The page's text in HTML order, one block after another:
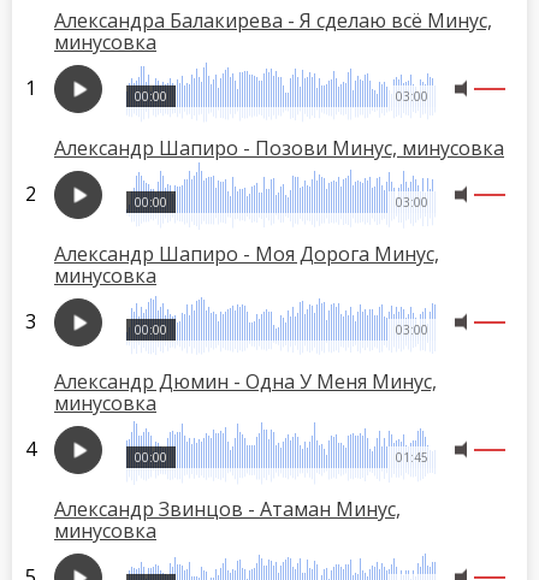
Александра Балакирева - Я сделаю всё Минус,
минусовка
03:00
00:00
Александр Шапиро - Позови Минус, минусовка
03:00
00:00
Александр Шапиро - Моя Дорога Минус,
минусовка
03:00
00:00
Александр Дюмин - Одна У Меня Минус,
минусовка
01:45
00:00
Александр Звинцов - Атаман Минус,
минусовка